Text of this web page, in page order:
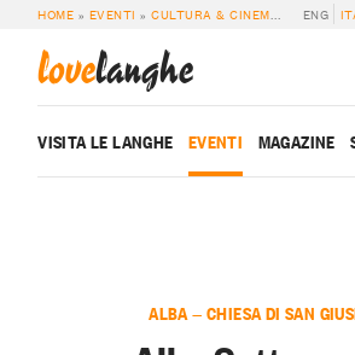
HOME » EVENTI »CULTURA & CINEMA » ALBA
ENG
lovelanghe
VISITA LE LANGHE EVENTI MAGAZINE
ALBA — CHIESA DI SAN